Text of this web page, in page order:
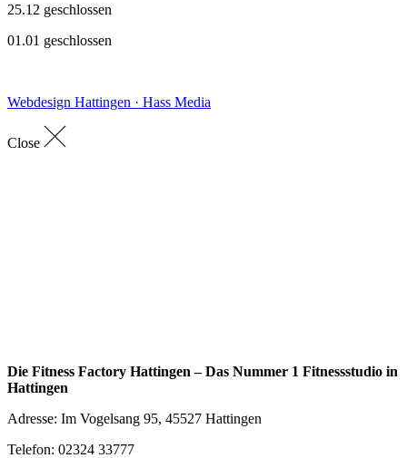
25.12 geschlossen
01.01 geschlossen
Webdesign Hattingen · Hass Media
Close
Die Fitness Factory Hattingen – Das Nummer 1 Fitnessstudio in
Hattingen
Adresse: Im Vogelsang 95, 45527 Hattingen
Telefon: 02324 33777